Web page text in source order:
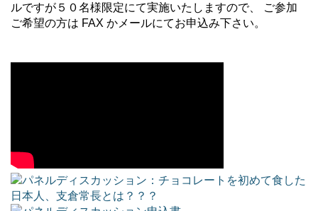
ルですが５０名様限定にて実施いたしますので、 ご参加
ご希望の方は FAX かメールにてお申込み下さい。